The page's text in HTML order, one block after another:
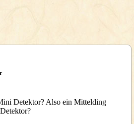
Detektor? Also ein Mittelding